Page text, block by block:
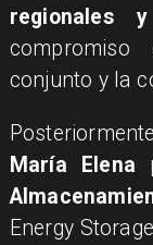
regionales
conjunto y la
María Elena
Energy